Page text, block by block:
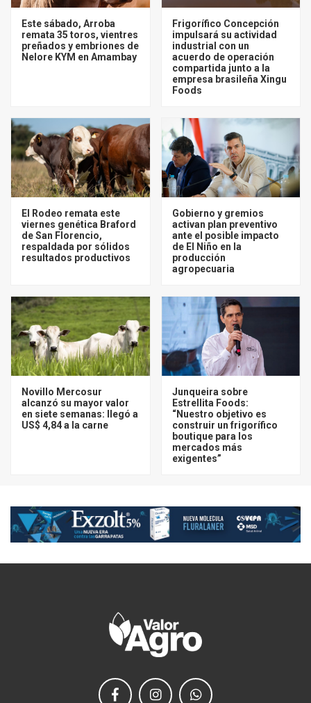
Este sábado, Arroba
remata 35 toros, vientres
preñados y embriones de
Nelore KYM en Amambay
Frigorífico Concepción
impulsará su actividad
industrial con un
acuerdo de operación
compartida junto a la
empresa brasileña Xingu
Foods
El Rodeo remata este
viernes genética Braford
de San Florencio,
respaldada por sólidos
resultados productivos
Gobierno y gremios
activan plan preventivo
ante el posible impacto
de El Niño en la
producción
agropecuaria
Novillo Mercosur
alcanzó su mayor valor
en siete semanas: llegó a
US$ 4,84 a la carne
Junqueira sobre
Estrellita Foods:
“Nuestro objetivo es
construir un frigorífico
boutique para los
mercados más
exigentes”